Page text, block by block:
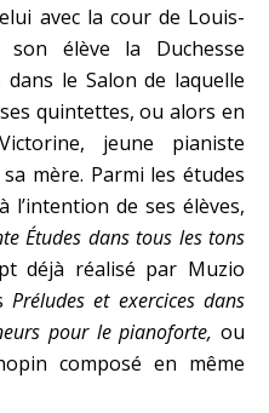
avec la cour de Louis-
élève la Duchesse
dans le Salon de laquelle
quintettes, ou alors en
jeune pianiste
mère. Parmi les études
l’intention de ses élèves,
Études dans tous les tons
déjà réalisé par Muzio
Préludes et exercices dans
pour le pianoforte, ou
composé en même